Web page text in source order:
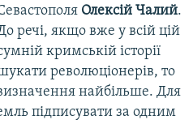
Олексій Чалий.
речі, якщо вже у всій цій
кримській історії
революціонерів, то
найбільше. Для
підписувати за одним